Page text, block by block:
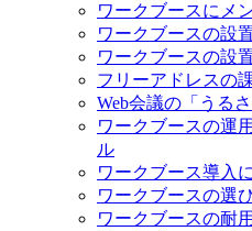
ワークブースにメ
ワークブースの設
ワークブースの設
フリーアドレスの
Web会議の「うる
ワークブースの運
ル
ワークブース導入
ワークブースの選
ワークブースの耐